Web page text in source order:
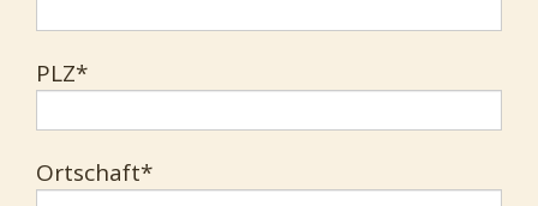
PLZ*
Ortschaft*